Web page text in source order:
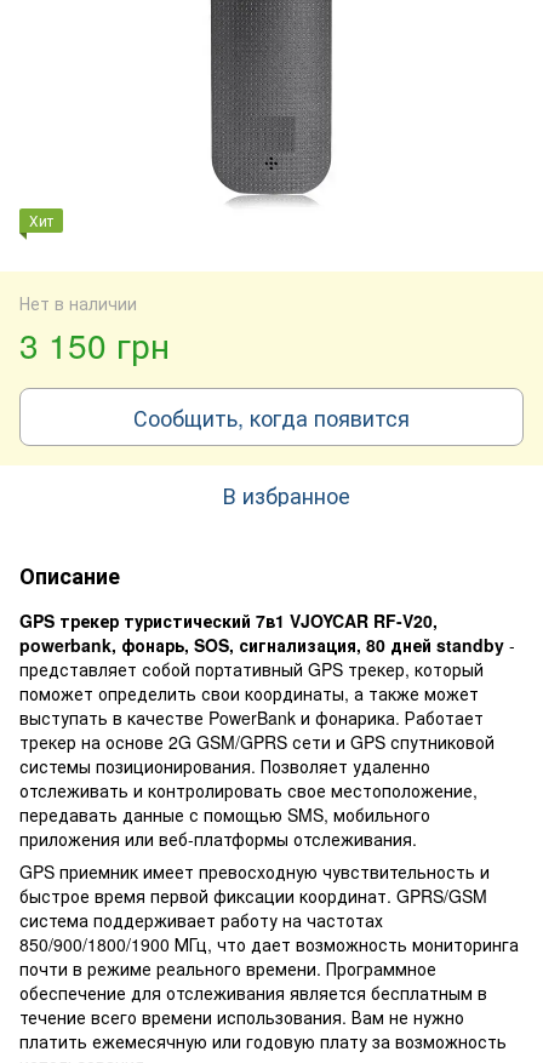
Хит
Нет в наличии
3 150 грн
Сообщить, когда появится
В избранное
Описание
GPS трекер туристический 7в1 VJOYCAR RF-V20,
powerbank, фонарь, SOS, сигнализация, 80 дней standby -
представляет собой портативный GPS трекер, который
поможет определить свои координаты, а также может
выступать в качестве PowerBank и фонарика. Работает
трекер на основе 2G GSM/GPRS сети и GPS спутниковой
системы позиционирования. Позволяет удаленно
отслеживать и контролировать свое местоположение,
передавать данные с помощью SMS, мобильного
приложения или веб-платформы отслеживания.
GPS приемник имеет превосходную чувствительность и
быстрое время первой фиксации координат. GPRS/GSM
система поддерживает работу на частотах
850/900/1800/1900 МГц, что дает возможность мониторинга
почти в режиме реального времени. Программное
обеспечение для отслеживания является бесплатным в
течение всего времени использования. Вам не нужно
платить ежемесячную или годовую плату за возможность